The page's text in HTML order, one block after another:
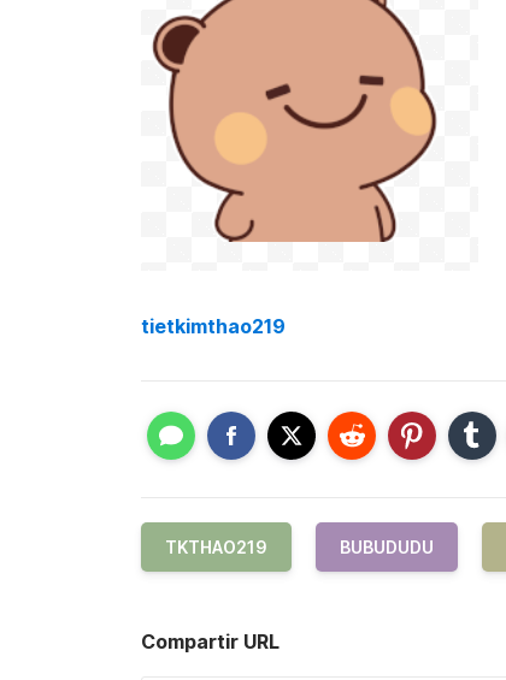
tietkimthao219
TKTHAO219 BUBUDUDU
Compartir URL